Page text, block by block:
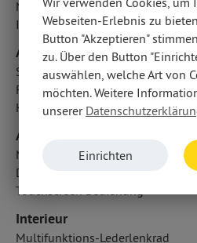
Notbremsassistent
ISOFIX Kindersitzbefestigung
Airbags
Seitenairbag vorn
Fahrer- /Beifahrerairbag
Kopfairbag vorn und hinten
Audio & Kommunikation
Navigationssystem
Digitaler Radioempfang DAB
Touchscreen Bedienung
Interieur
Multifunktions-Lederlenkrad
Webseiten-Erlebnis zu
Button "Akzeptieren"
zu. Über den Button
auswählen, welche Art von
möchten. Weitere
unserer
Einrichten